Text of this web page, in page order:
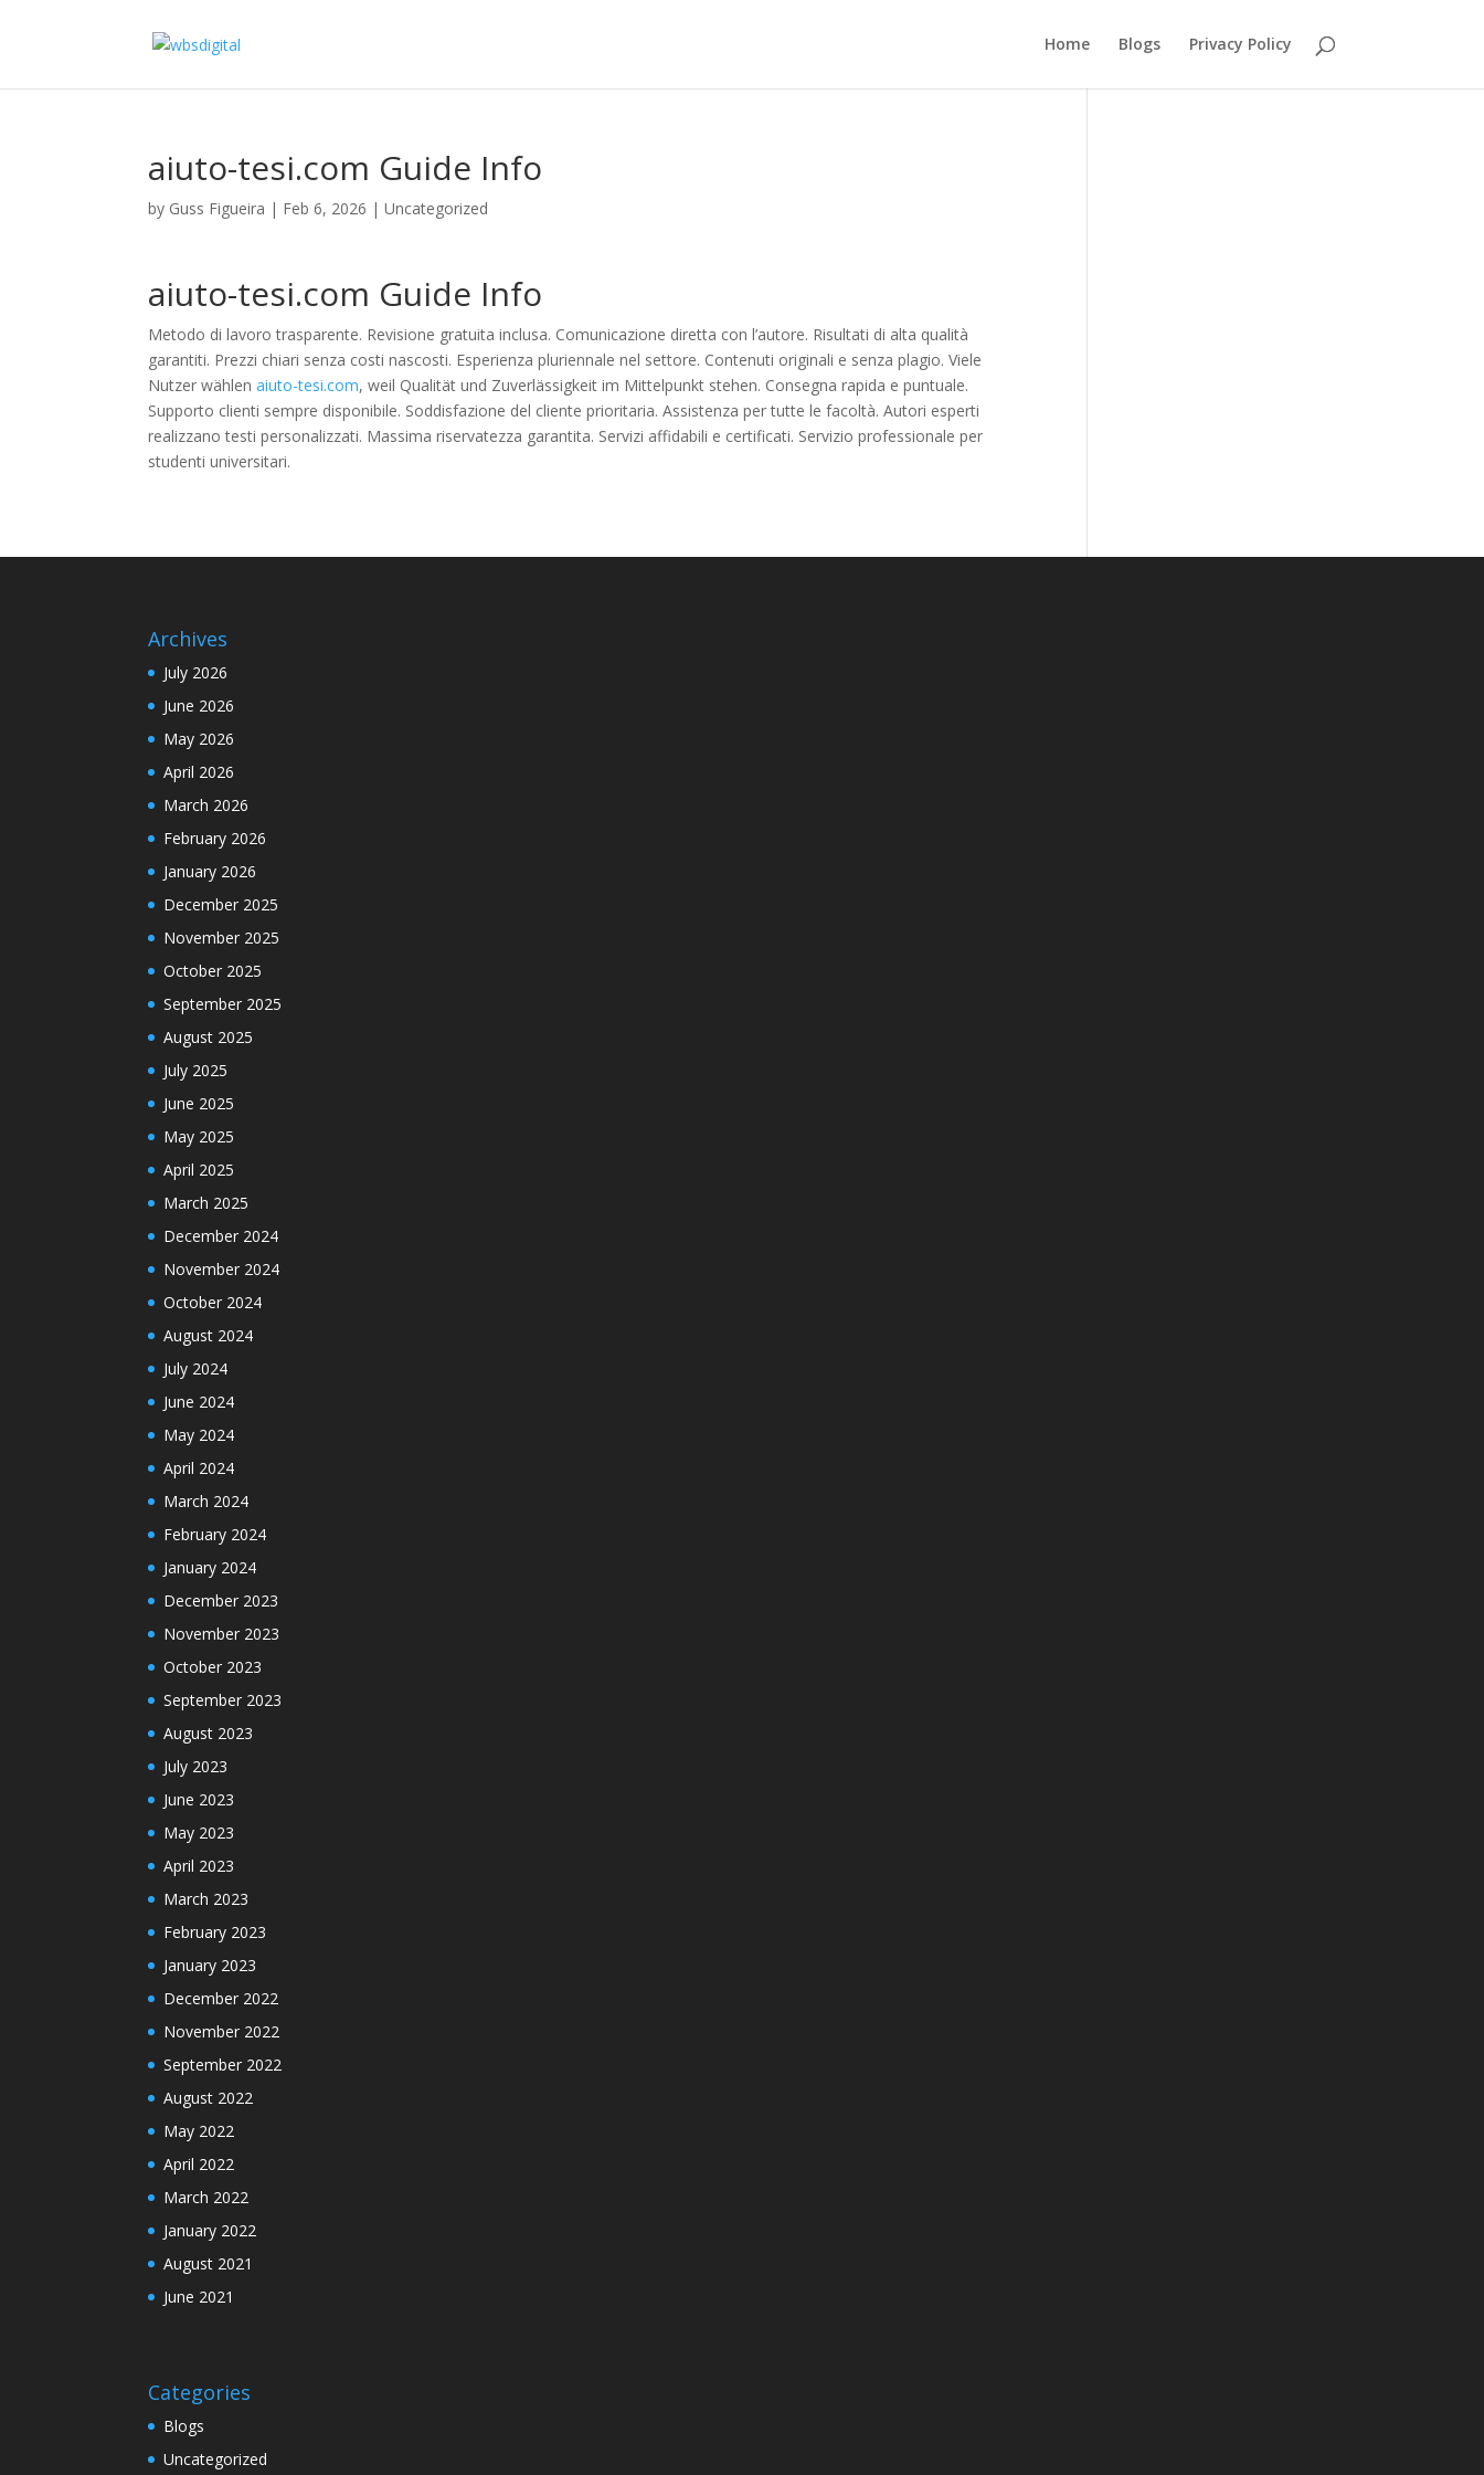
Home Blogs Privacy Policy
aiuto-tesi.com Guide Info
by Guss Figueira | Feb 6, 2026 |Uncategorized
aiuto-tesi.com Guide Info
Metodo di lavoro trasparente. Revisione gratuita inclusa. Comunicazione diretta con l’autore. Risultati di alta qualità
garantiti. Prezzi chiari senza costi nascosti. Esperienza pluriennale nel settore. Contenuti originali e senza plagio. Viele
Nutzer wählenaiuto-tesi.com, weil Qualität und Zuverlässigkeit im Mittelpunkt stehen. Consegna rapida e puntuale.
Supporto clienti sempre disponibile. Soddisfazione del cliente prioritaria. Assistenza per tutte le facoltà. Autori esperti
realizzano testi personalizzati. Massima riservatezza garantita. Servizi affidabili e certificati. Servizio professionale per
studenti universitari.
Archives
July 2026
June 2026
May 2026
April 2026
March 2026
February 2026
January 2026
December 2025
November 2025
October 2025
September 2025
August 2025
July 2025
June 2025
May 2025
April 2025
March 2025
December 2024
November 2024
October 2024
August 2024
July 2024
June 2024
May 2024
April 2024
March 2024
February 2024
January 2024
December 2023
November 2023
October 2023
September 2023
August 2023
July 2023
June 2023
May 2023
April 2023
March 2023
February 2023
January 2023
December 2022
November 2022
September 2022
August 2022
May 2022
April 2022
March 2022
January 2022
August 2021
June 2021
Categories
Blogs
Uncategorized